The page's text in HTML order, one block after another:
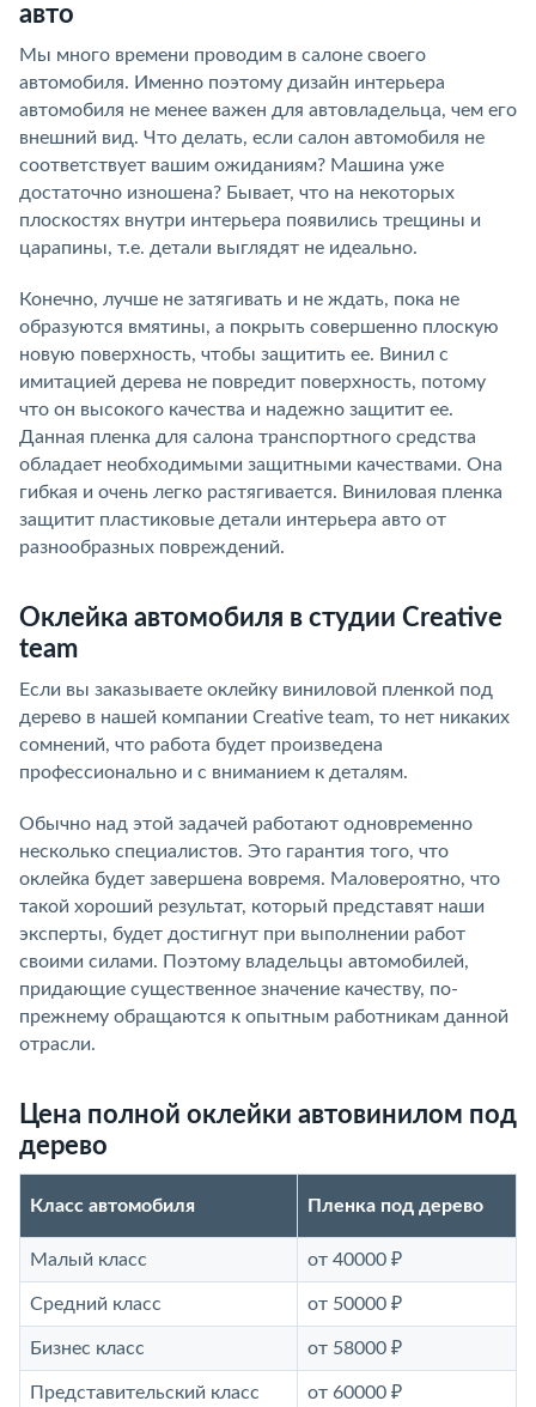
авто
Мы много времени проводим в салоне своего
автомобиля. Именно поэтому дизайн интерьера
автомобиля не менее важен для автовладельца, чем его
внешний вид. Что делать, если салон автомобиля не
соответствует вашим ожиданиям? Машина уже
достаточно изношена? Бывает, что на некоторых
плоскостях внутри интерьера появились трещины и
царапины, т.е. детали выглядят не идеально.
Конечно, лучше не затягивать и не ждать, пока не
образуются вмятины, а покрыть совершенно плоскую
новую поверхность, чтобы защитить ее. Винил с
имитацией дерева не повредит поверхность, потому
что он высокого качества и надежно защитит ее.
Данная пленка для салона транспортного средства
обладает необходимыми защитными качествами. Она
гибкая и очень легко растягивается. Виниловая пленка
защитит пластиковые детали интерьера авто от
разнообразных повреждений.
Оклейка автомобиля в студии Creative
team
Если вы заказываете оклейку виниловой пленкой под
дерево в нашей компании Creative team, то нет никаких
сомнений, что работа будет произведена
профессионально и с вниманием к деталям.
Обычно над этой задачей работают одновременно
несколько специалистов. Это гарантия того, что
оклейка будет завершена вовремя. Маловероятно, что
такой хороший результат, который представят наши
эксперты, будет достигнут при выполнении работ
своими силами. Поэтому владельцы автомобилей,
придающие существенное значение качеству, по-
прежнему обращаются к опытным работникам данной
отрасли.
Цена полной оклейки автовинилом под
дерево
Класс автомобиля Пленка под дерево
Малый класс от 40000 ₽
Средний класс от 50000 ₽
Бизнес класс от 58000 ₽
Представительский класс от 60000 ₽